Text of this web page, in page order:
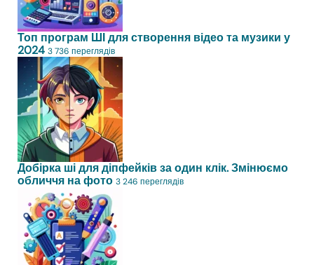
Топ програм ШІ для створення відео та музики у
2024 3 736 переглядів
Добірка ші для діпфейків за один клік. Змінюємо
обличчя на фото 3 246 переглядів